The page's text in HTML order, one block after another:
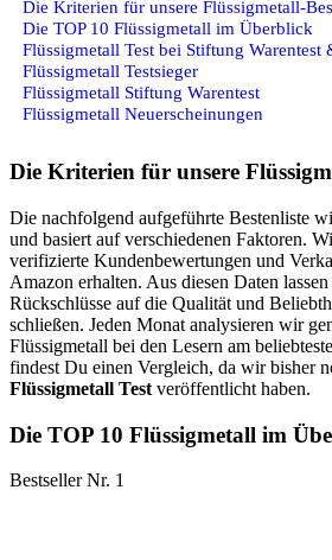
Die Kriterien für unsere Flüssigmetall-
Die TOP 10 Flüssigmetall im Überblick
Flüssigmetall Test bei Stiftung Warentest
Flüssigmetall Testsieger
Flüssigmetall Stiftung Warentest
Flüssigmetall Neuerscheinungen
Die Kriterien für unsere
Die nachfolgend aufgeführte Bestenliste
und basiert auf verschiedenen Faktoren.
verifizierte Kundenbewertungen und
Amazon erhalten. Aus diesen Daten
Rückschlüsse auf die Qualität und
schließen. Jeden Monat analysieren wir
Flüssigmetall bei den Lesern am
findest Du einen Vergleich, da wir bisher
Flüssigmetall Test veröffentlicht haben.
Die TOP 10 Flüssigmetall im
Bestseller Nr. 1